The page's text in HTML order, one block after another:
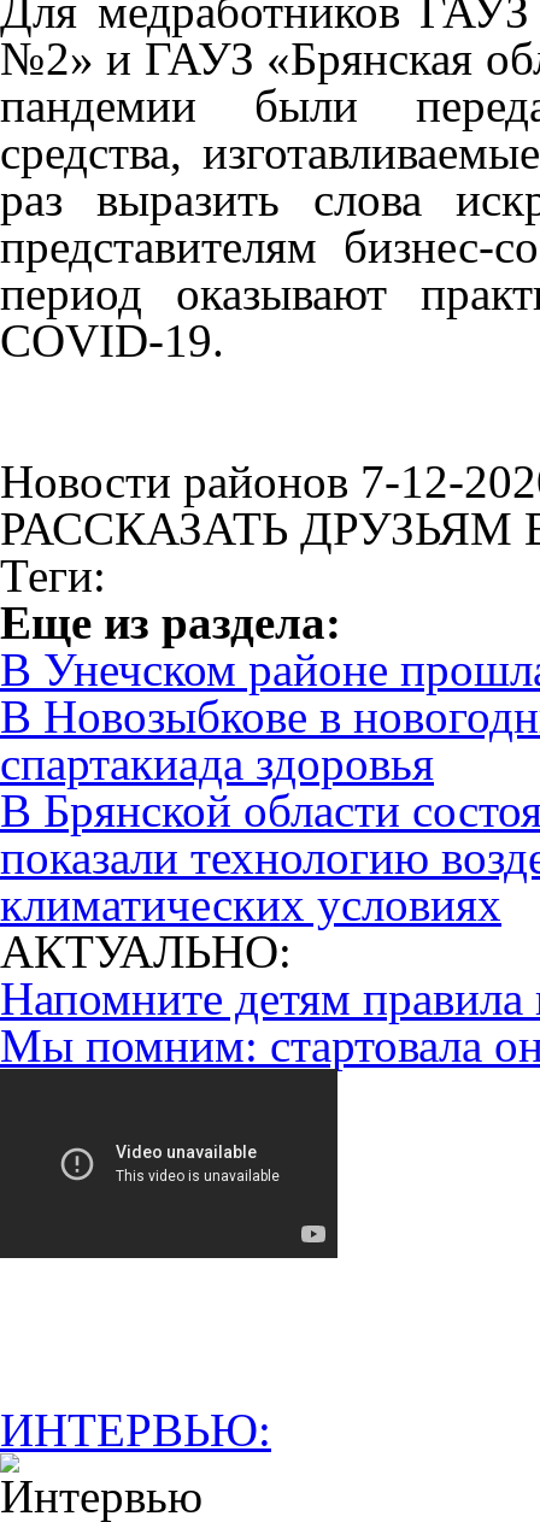
Для медработников ГАУЗ
№2» и ГАУЗ «Брянская
пандемии были
средства,
раз выразить слова
представителям
период оказывают
COVID-19.
Новости районов 7-12-
РАССКАЗАТЬ ДРУЗЬЯМ
Теги:
Eще из раздела:
В Унечском районе
В Новозыбкове в
спартакиада здоровья
В Брянской области
показали технологию
климатических условиях
АКТУАЛЬНО:
Напомните детям правила
Мы помним: стартовала
ИНТЕРВЬЮ: